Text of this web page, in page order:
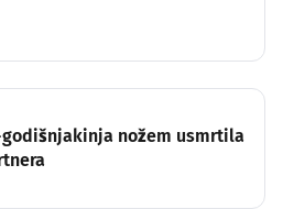
nožem usmrtila